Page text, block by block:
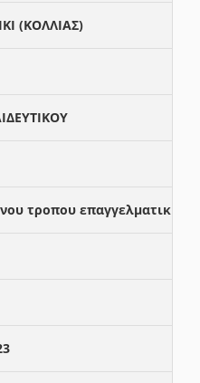
(ΚΟΛΛΙΑΣ)
τροπου επαγγελματικης